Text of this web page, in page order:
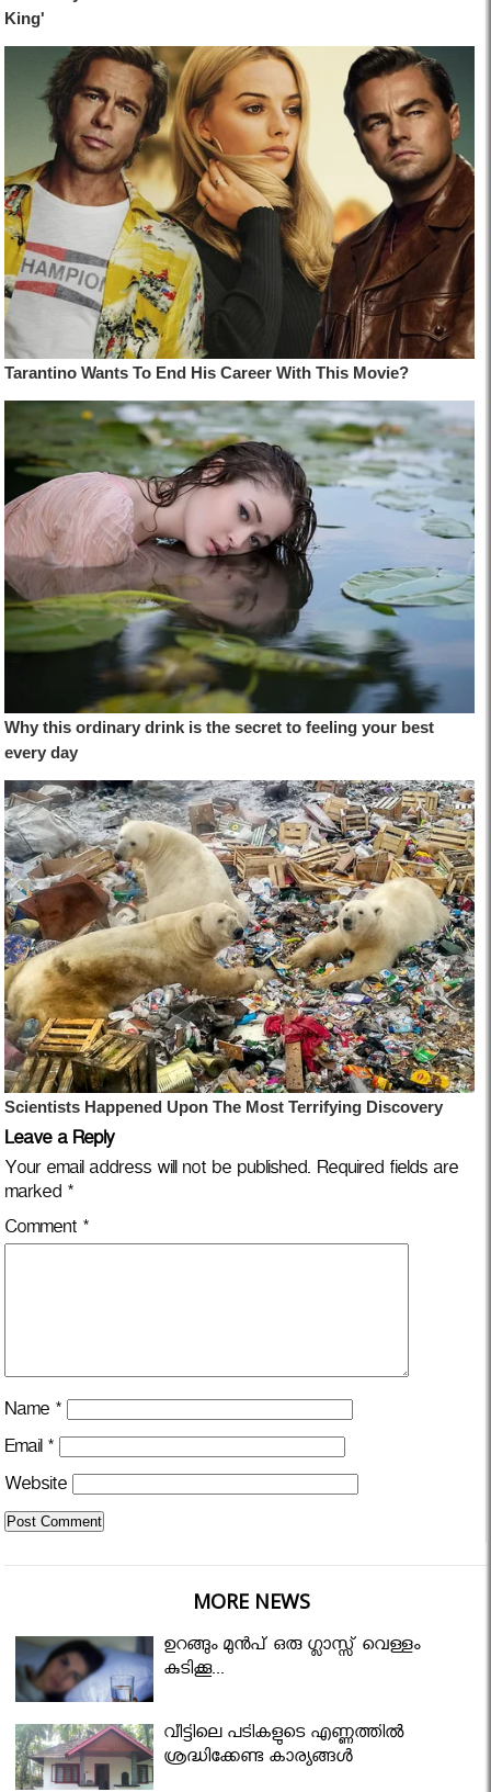
Leave a Reply
Your email address will not be published. Required fields are
marked *
Comment *
Name *
Email *
Website
MORE NEWS
ഉറങ്ങും മുന്‍പ് ഒരു ഗ്ലാസ്സ് വെള്ളം
കുടിക്കൂ...
വീട്ടിലെ പടികളുടെ എണ്ണത്തിൽ
ശ്രദ്ധിക്കേണ്ട കാര്യങ്ങൾ